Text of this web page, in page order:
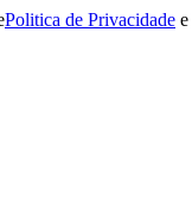
Politica de Privacidade e